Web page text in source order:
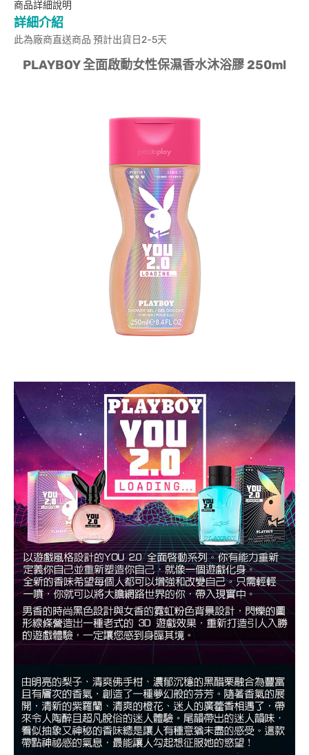
商品詳細說明
詳細介紹
此為廠商直送商品 預計出貨日2-5天
PLAYBOY 全面啟動女性保濕香水沐浴膠 250ml